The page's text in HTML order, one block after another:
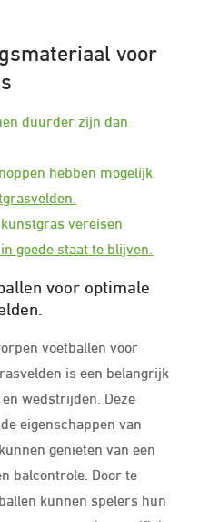
voor
duurder zijn dan
hebben mogelijk
vereisen
goede staat te blijven.
voor optimale
voetballen voor
is een belangrijk
wedstrijden. Deze
eigenschappen van
genieten van een
balcontrole. Door te
kunnen spelers hun